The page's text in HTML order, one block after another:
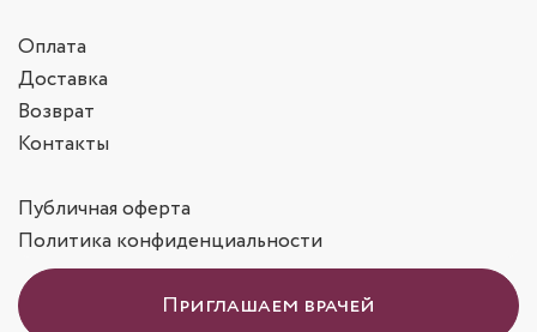
Оплата
Доставка
Возврат
Контакты
Публичная оферта
Политика конфиденциальности
Приглашаем врачей